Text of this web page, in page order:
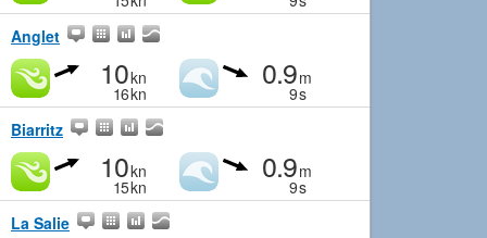
Anglet
10kn
16kn
0.9m
9s
Biarritz
10kn
15kn
0.9m
9s
La Salie